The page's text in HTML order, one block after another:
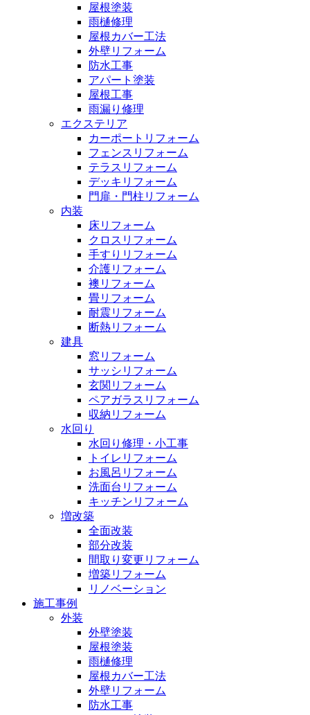
屋根塗装
雨樋修理
屋根カバー工法
外壁リフォーム
防水工事
アパート塗装
屋根工事
雨漏り修理
エクステリア
カーポートリフォーム
フェンスリフォーム
テラスリフォーム
デッキリフォーム
門扉・門柱リフォーム
内装
床リフォーム
クロスリフォーム
手すりリフォーム
介護リフォーム
襖リフォーム
畳リフォーム
耐震リフォーム
断熱リフォーム
建具
窓リフォーム
サッシリフォーム
玄関リフォーム
ペアガラスリフォーム
収納リフォーム
水回り
水回り修理・小工事
トイレリフォーム
お風呂リフォーム
洗面台リフォーム
キッチンリフォーム
増改築
全面改装
部分改装
間取り変更リフォーム
増築リフォーム
リノベーション
施工事例
外装
外壁塗装
屋根塗装
雨樋修理
屋根カバー工法
外壁リフォーム
防水工事